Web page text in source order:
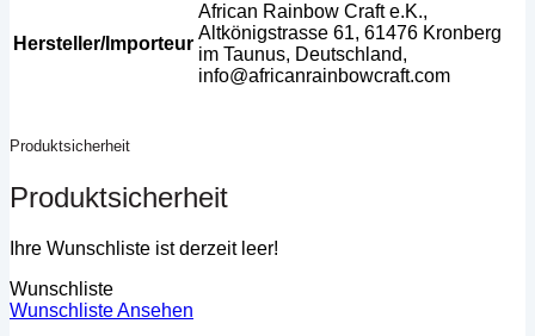
Hersteller/Importeur
African Rainbow Craft e.K.,
Altkönigstrasse 61, 61476 Kronberg
im Taunus, Deutschland,
info@africanrainbowcraft.com
Produktsicherheit
Produktsicherheit
Ihre Wunschliste ist derzeit leer!
Wunschliste
Wunschliste Ansehen